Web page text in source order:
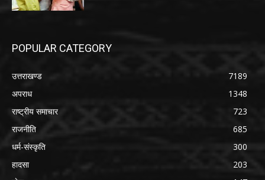
POPULAR CATEGORY
उत्तराखण्ड
7189
अपराध
1348
राष्ट्रीय समाचार
723
राजनीति
685
धर्म-संस्कृति
300
हादसा
203